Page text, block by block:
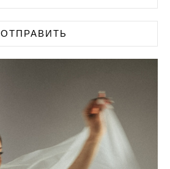
ОТПРАВИТЬ